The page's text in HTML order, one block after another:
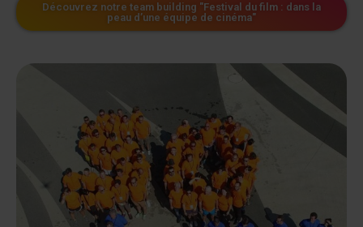
Découvrez notre team building "Festival du film : dans la
peau d’une équipe de cinéma"